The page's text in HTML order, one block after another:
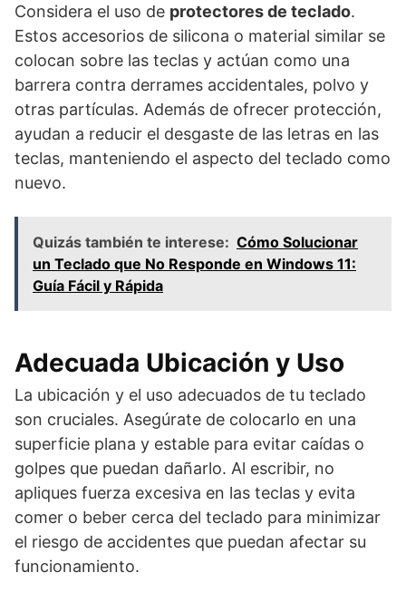
Considera el uso de protectores de teclado.
Estos accesorios de silicona o material similar se
colocan sobre las teclas y actúan como una
barrera contra derrames accidentales, polvo y
otras partículas. Además de ofrecer protección,
ayudan a reducir el desgaste de las letras en las
teclas, manteniendo el aspecto del teclado como
nuevo.
Quizás también te interese: Cómo Solucionar
un Teclado que No Responde en Windows 11:
Guía Fácil y Rápida
Adecuada Ubicación y Uso
La ubicación y el uso adecuados de tu teclado
son cruciales. Asegúrate de colocarlo en una
superficie plana y estable para evitar caídas o
golpes que puedan dañarlo. Al escribir, no
apliques fuerza excesiva en las teclas y evita
comer o beber cerca del teclado para minimizar
el riesgo de accidentes que puedan afectar su
funcionamiento.